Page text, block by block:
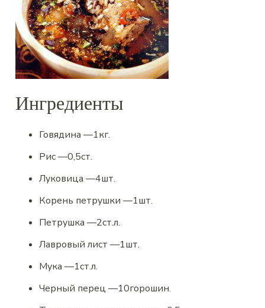
Ингредиенты
Говядина —1кг.
Рис—0,5ст.
Луковица —4шт.
Корень петрушки —1шт.
Петрушка —2ст.л.
Лавровый лист —1шт.
Мука —1ст.л.
Черный перец —10горошин.